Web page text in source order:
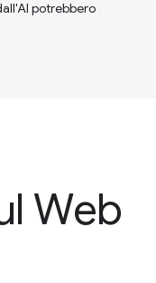
potrebbero
Web